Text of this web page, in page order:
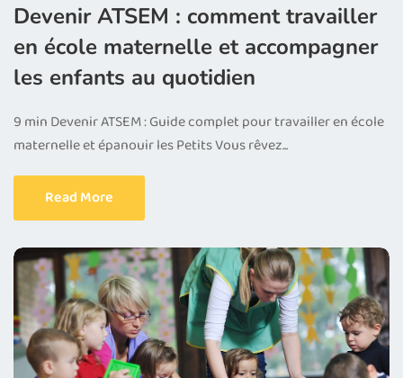
Devenir ATSEM : comment travailler
en école maternelle et accompagner
les enfants au quotidien
9 min Devenir ATSEM : Guide complet pour travailler en école
maternelle et épanouir les Petits Vous rêvez...
Read More